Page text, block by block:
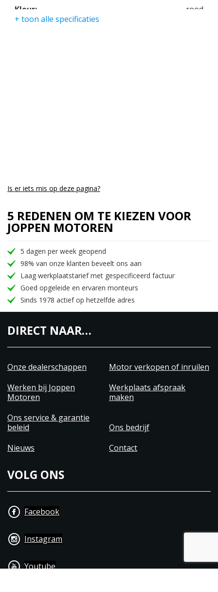
Kleur:
rood
+ toon alle specificaties
Is er iets mis op deze pagina?
5 REDENEN OM TE KIEZEN VOOR
JOPPEN MOTOREN
5 dagen per week geopend
98% van onze klanten beveelt ons aan
Laag werkplaatstarief met gespecificeerd factuur
Goed opgeleide en ervaren monteurs
Sinds 1978 actief op hetzelfde adres
DIRECT NAAR…
Onze dealerschappen
Motor verkopen of inruilen
Werken bij Joppen
Motoren
Werkplaats afspraak
maken
Ons service & garantie
beleid
Ons bedrijf
Nieuws
Contact
VOLG ONS
Facebook
Instagram
Youtube